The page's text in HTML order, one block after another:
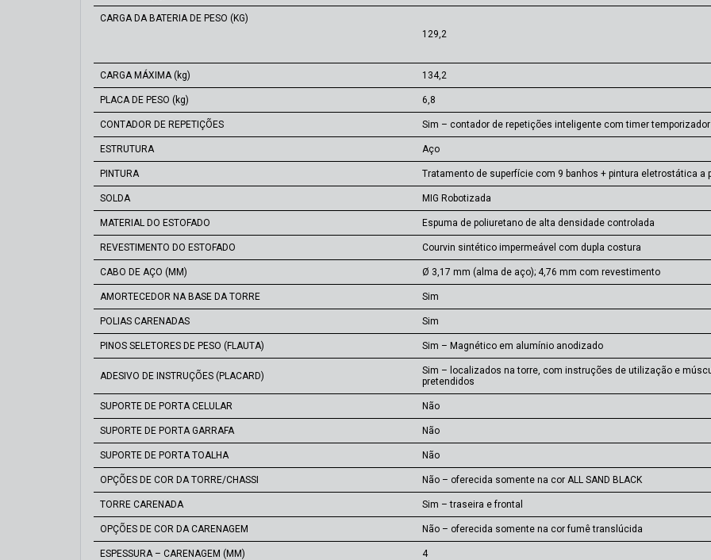
CARGA DA BATERIA DE PESO (KG)
129,2
CARGA MÁXIMA (kg) 134,2
PLACA DE PESO (kg) 6,8
CONTADOR DE REPETIÇÕES Sim – contador de repetições inteligente com timer temporizador
ESTRUTURA Aço
PINTURA Tratamento de superfície com 9 banhos + pintura eletrostática a
SOLDA MIG Robotizada
MATERIAL DO ESTOFADO Espuma de poliuretano de alta densidade controlada
REVESTIMENTO DO ESTOFADO Courvin sintético impermeável com dupla costura
CABO DE AÇO (MM) Ø 3,17 mm (alma de aço); 4,76 mm com revestimento
AMORTECEDOR NA BASE DA TORRE Sim
POLIAS CARENADAS Sim
PINOS SELETORES DE PESO (FLAUTA) Sim – Magnético em alumínio anodizado
ADESIVO DE INSTRUÇÕES (PLACARD)
Sim – localizados na torre, com instruções de utilização e
pretendidos
SUPORTE DE PORTA CELULAR Não
SUPORTE DE PORTA GARRAFA Não
SUPORTE DE PORTA TOALHA Não
OPÇÕES DE COR DA TORRE/CHASSI Não – oferecida somente na cor ALL SAND BLACK
TORRE CARENADA Sim – traseira e frontal
OPÇÕES DE COR DA CARENAGEM Não – oferecida somente na cor fumê translúcida
ESPESSURA – CARENAGEM (MM) 4